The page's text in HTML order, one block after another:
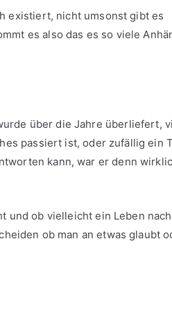
existiert, nicht umsonst gibt es
es also das es so viele
über die Jahre überliefert,
passiert ist, oder zufällig ein
kann, war er denn
und ob vielleicht ein Leben
ob man an etwas glaubt